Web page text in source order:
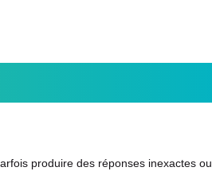
produire des réponses inexactes ou